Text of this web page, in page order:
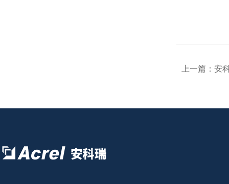
上一篇： 安科